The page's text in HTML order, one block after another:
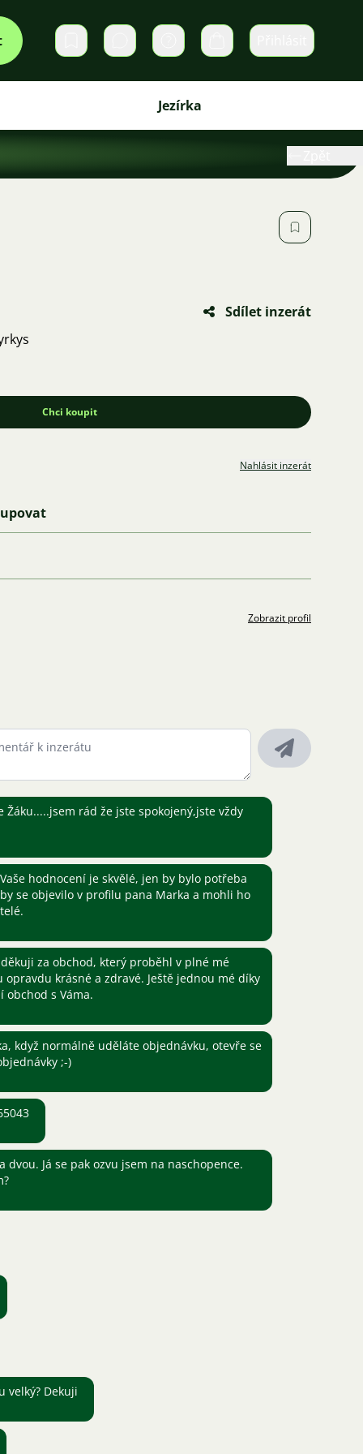
Soukromé zprávy Košík
Jezírka
Sdílet inzerát
Chci koupit
Nahlásit inzerát
Zobrazit profil
Žáku.....jsem rád že jste spokojený,jste vždy
hodnocení je skvělé, jen by bylo potřeba
se objevilo v profilu pana Marka a mohli ho
za obchod, který proběhl v plné mé
opravdu krásné a zdravé. Ještě jednou mé díky
obchod s Váma.
když normálně uděláte objednávku, otevře se
;-)
dvou. Já se pak ozvu jsem na naschopence.
velký? Dekuji